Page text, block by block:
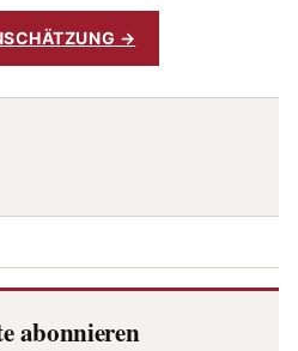
→
abonnieren